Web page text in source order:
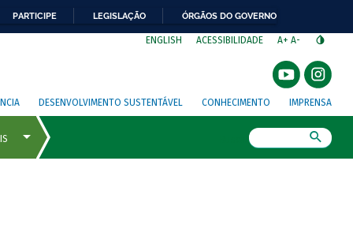
PARTICIPE LEGISLAÇÃO ÓRGÃOS DO GOVERNO
ENGLISH ACESSIBILIDADE A+ A-
DESENVOLVIMENTO SUSTENTÁVEL CONHECIMENTO IMPRENSA